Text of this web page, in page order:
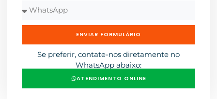
ENVIAR FORMULÁRIO
Se preferir, contate-nos diretamente no
WhatsApp abaixo:
ATENDIMENTO ONLINE